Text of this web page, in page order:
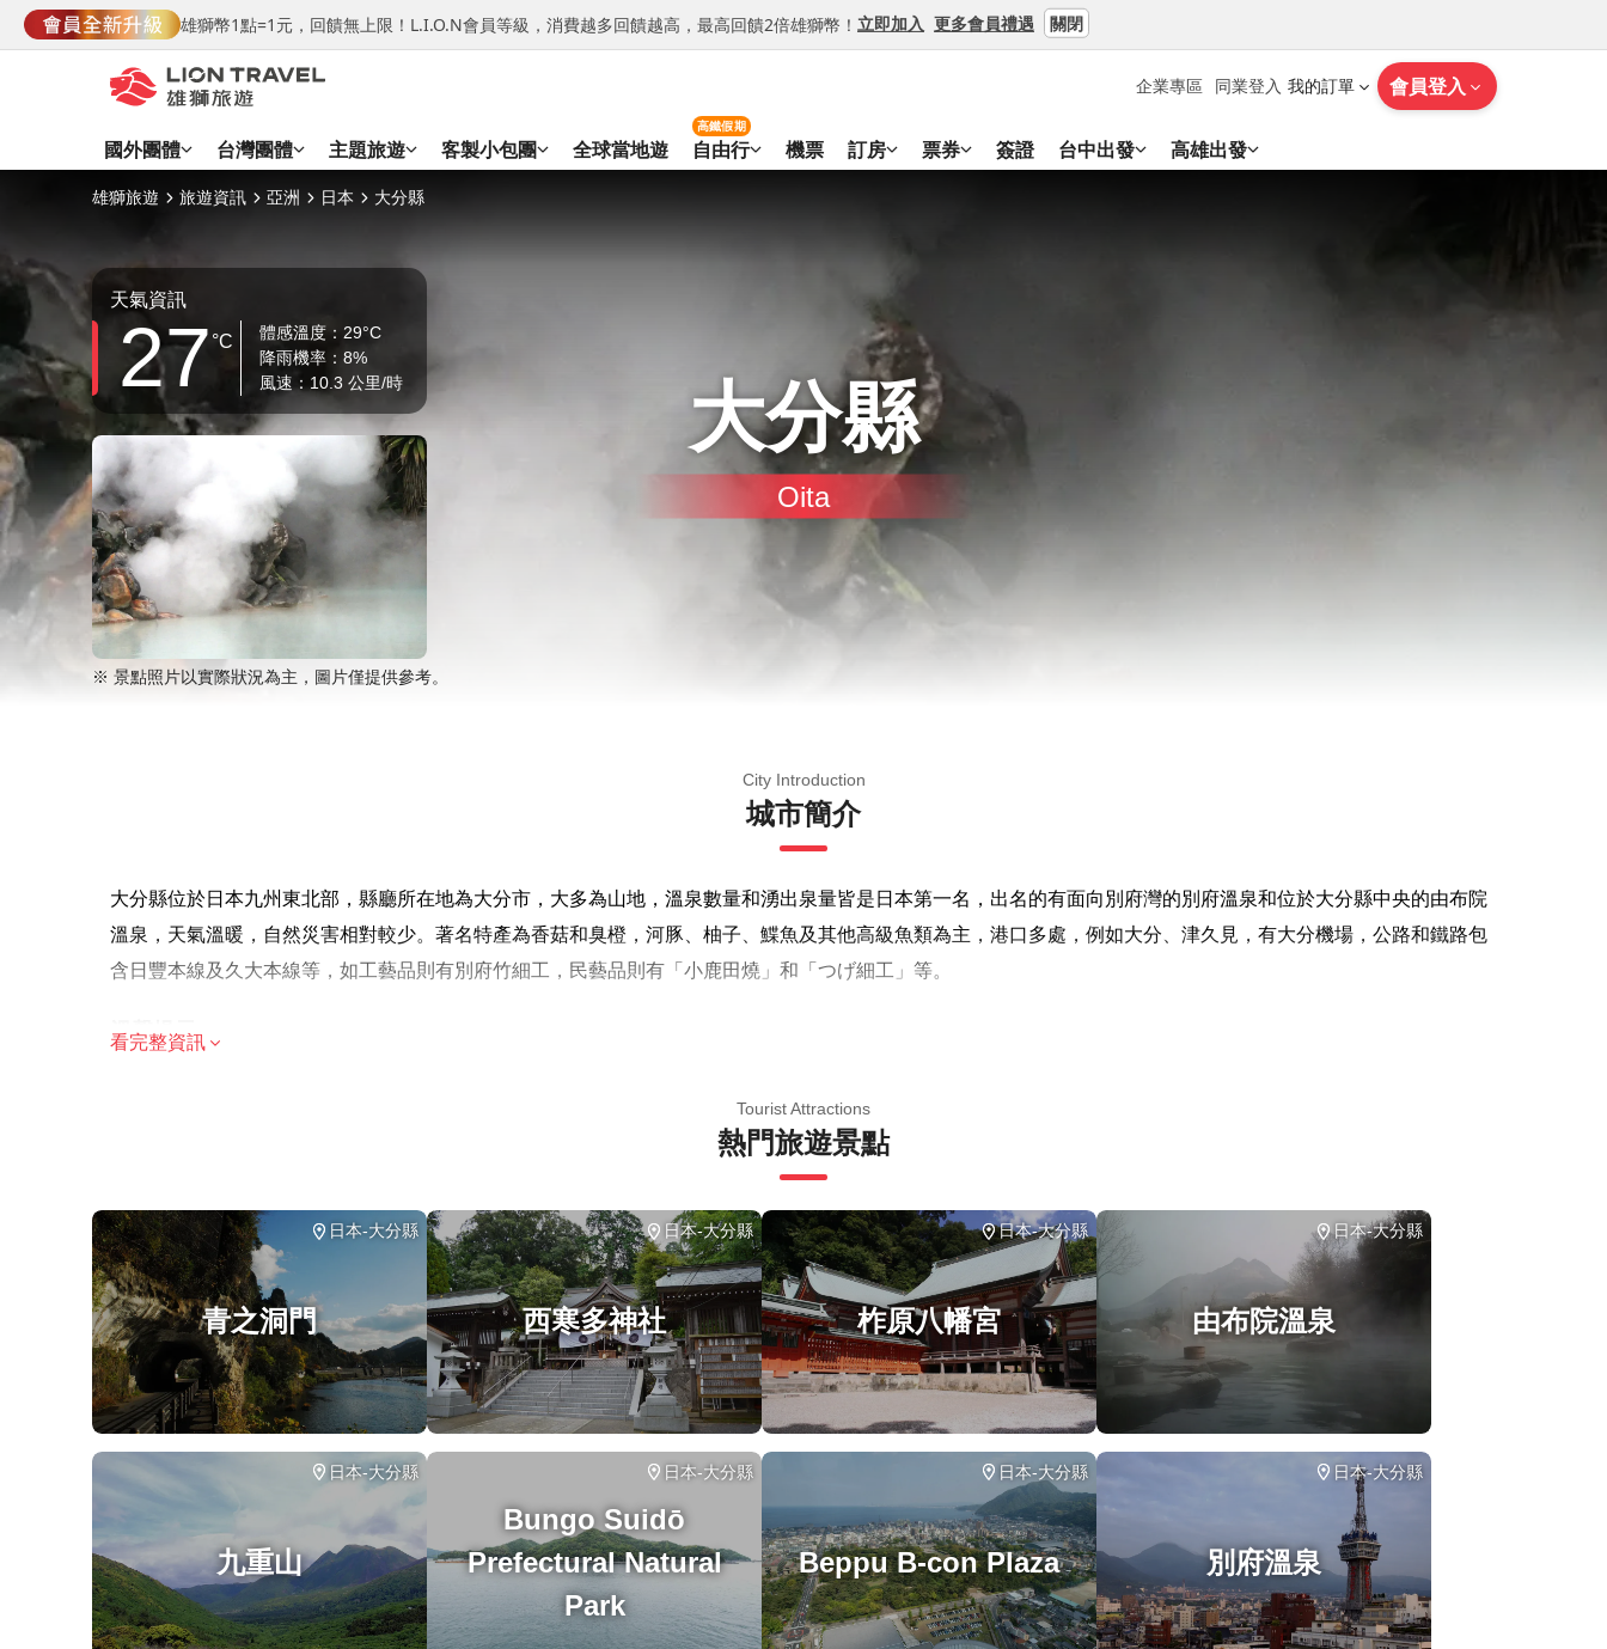
雄獅幣1點=1元，回饋無上限！L.I.O.N會員等級，消費越多回饋越高，最高回饋2倍雄獅幣！ 立即加入 更多會員禮遇 關閉
企業專區 同業登入 我的訂單 會員登入
國外團體 台灣團體 主題旅遊 客製小包團 全球當地遊 自由行
高鐵假期
機票 訂房 票券 簽證 台中出發 高雄出發
雄獅旅遊 旅遊資訊 亞洲 日本 大分縣
天氣資訊
27 °C
體感溫度：29°C
降雨機率：8%
風速：10.3 公里/時
※ 景點照片以實際狀況為主，圖片僅提供參考。
大分縣
Oita
City Introduction
城市簡介
大分縣位於日本九州東北部，縣廳所在地為大分市，大多為山地，溫泉數量和湧出泉量皆是日本第一名，出名的有面向別府灣的別府溫泉和位於大分縣中央的由布院
溫泉，天氣溫暖，自然災害相對較少。著名特產為香菇和臭橙，河豚、柚子、鰈魚及其他高級魚類為主，港口多處，例如大分、津久見，有大分機場，公路和鐵路包
含日豐本線及久大本線等，如工藝品則有別府竹細工，民藝品則有「小鹿田燒」和「つげ細工」等。
溫馨提示
在所有天氣條件下運行；請穿著得體
看完整資訊
Tourist Attractions
熱門旅遊景點
青之洞門
日本-大分縣
西寒多神社
日本-大分縣
柞原八幡宮
日本-大分縣
由布院溫泉
日本-大分縣
九重山
日本-大分縣
Bungo Suidō
Prefectural Natural
Park
日本-大分縣
Beppu B-con Plaza
日本-大分縣
別府溫泉
日本-大分縣